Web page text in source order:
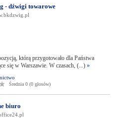
- dźwigi towarowe
którą przygotowało dla Państwa
się w Warszawie. W czasach, (...) »
Średnia 0 (0 głosów)
biuro